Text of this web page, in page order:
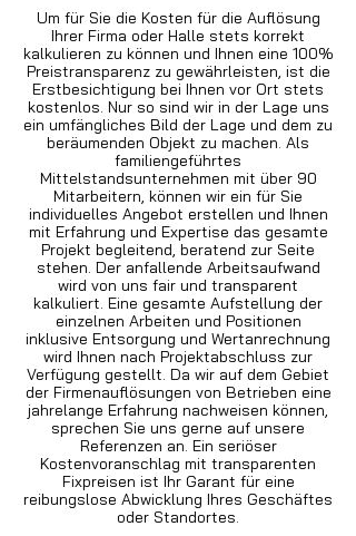
Um für Sie die Kosten für die Auflösung
Ihrer Firma oder Halle stets korrekt
kalkulieren zu können und Ihnen eine 100%
Preistransparenz zu gewährleisten, ist die
Erstbesichtigung bei Ihnen vor Ort stets
kostenlos. Nur so sind wir in der Lage uns
ein umfängliches Bild der Lage und dem zu
beräumenden Objekt zu machen. Als
familiengeführtes
Mittelstandsunternehmen mit über 90
Mitarbeitern, können wir ein für Sie
individuelles Angebot erstellen und Ihnen
mit Erfahrung und Expertise das gesamte
Projekt begleitend, beratend zur Seite
stehen. Der anfallende Arbeitsaufwand
wird von uns fair und transparent
kalkuliert. Eine gesamte Aufstellung der
einzelnen Arbeiten und Positionen
inklusive Entsorgung und Wertanrechnung
wird Ihnen nach Projektabschluss zur
Verfügung gestellt. Da wir auf dem Gebiet
der Firmenauflösungen von Betrieben eine
jahrelange Erfahrung nachweisen können,
sprechen Sie uns gerne auf unsere
Referenzen an. Ein seriöser
Kostenvoranschlag mit transparenten
Fixpreisen ist Ihr Garant für eine
reibungslose Abwicklung Ihres Geschäftes
oder Standortes.